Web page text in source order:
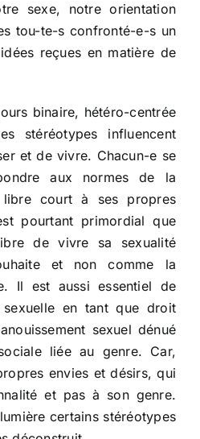
sexe, notre orientation
tou-te-s confronté-e-s un
reçues en matière de
binaire, hétéro-centrée
stéréotypes influencent
et de vivre. Chacun-e se
aux normes de la
libre court à ses propres
pourtant primordial que
de vivre sa sexualité
et non comme la
Il est aussi essentiel de
en tant que droit
sexuel dénué
liée au genre. Car,
envies et désirs, qui
et pas à son genre.
certains stéréotypes